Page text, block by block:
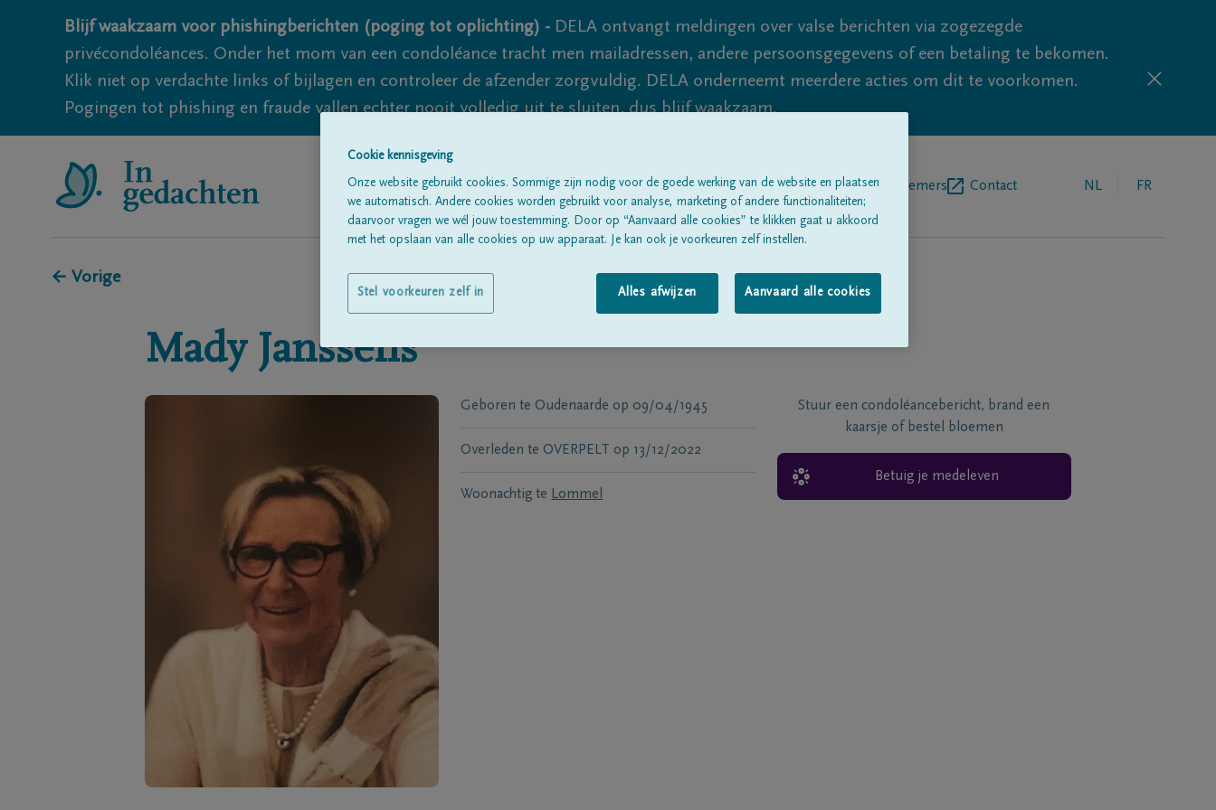
Blijf waakzaam voor phishingberichten (poging tot oplichting) - DELA ontvangt meldingen over valse berichten via zogezegde
privécondoléances. Onder het mom van een condoléance tracht men mailadressen, andere persoonsgegevens of een betaling te bekomen.
Klik niet op verdachte links of bijlagen en controleer de afzender zorgvuldig. DELA onderneemt meerdere acties om dit te voorkomen.
Pogingen tot phishing en fraude vallen echter nooit volledig uit te sluiten, dus blijf waakzaam.
Alle rouwberichtenOver onsBegrafenisondernemers Contact NL FR
← Vorige
Mady Janssens
Geboren te Oudenaarde op 09/04/1945
Overleden te OVERPELT op 13/12/2022
Woonachtig te Lommel
Stuur een condoléancebericht, brand een
kaarsje of bestel bloemen
Betuig je medeleven
Cookie kennisgeving
Onze website gebruikt cookies. Sommige zijn nodig voor de goede werking van de website en plaatsen
we automatisch. Andere cookies worden gebruikt voor analyse, marketing of andere functionaliteiten;
daarvoor vragen we wél jouw toestemming. Door op “Aanvaard alle cookies” te klikken gaat u akkoord
met het opslaan van alle cookies op uw apparaat. Je kan ook je voorkeuren zelf instellen.
Alles afwijzen Aanvaard alle cookies
Stel voorkeuren zelf in